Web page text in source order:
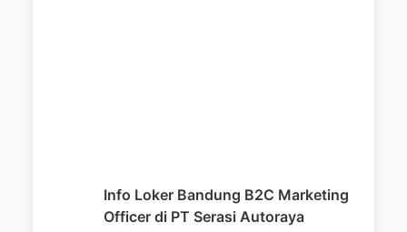
Info Loker Bandung B2C Marketing
Officer di PT Serasi Autoraya